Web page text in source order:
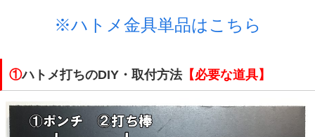
※ハトメ金具単品はこちら
①ハトメ打ちのDIY・取付方法【必要な道具】